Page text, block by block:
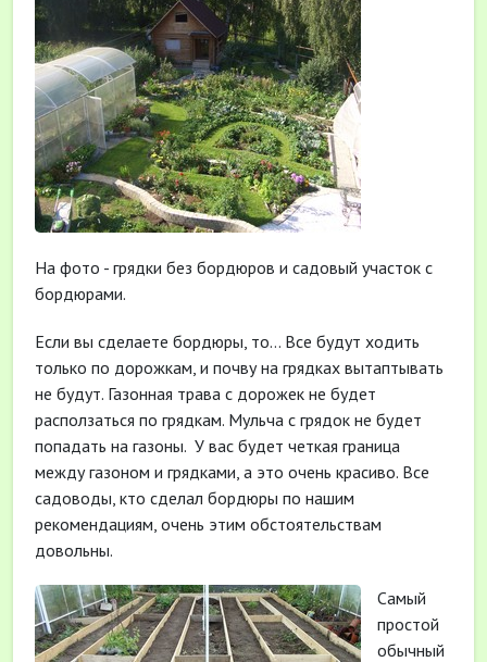
На фото - грядки без бордюров и садовый участок с
бордюрами.
Если вы сделаете бордюры, то… Все будут ходить
только по дорожкам, и почву на грядках вытаптывать
не будут. Газонная трава с дорожек не будет
расползаться по грядкам. Мульча с грядок не будет
попадать на газоны. У вас будет четкая граница
между газоном и грядками, а это очень красиво. Все
садоводы, кто сделал бордюры по нашим
рекомендациям, очень этим обстоятельствам
довольны.
Самый
простой
обычный